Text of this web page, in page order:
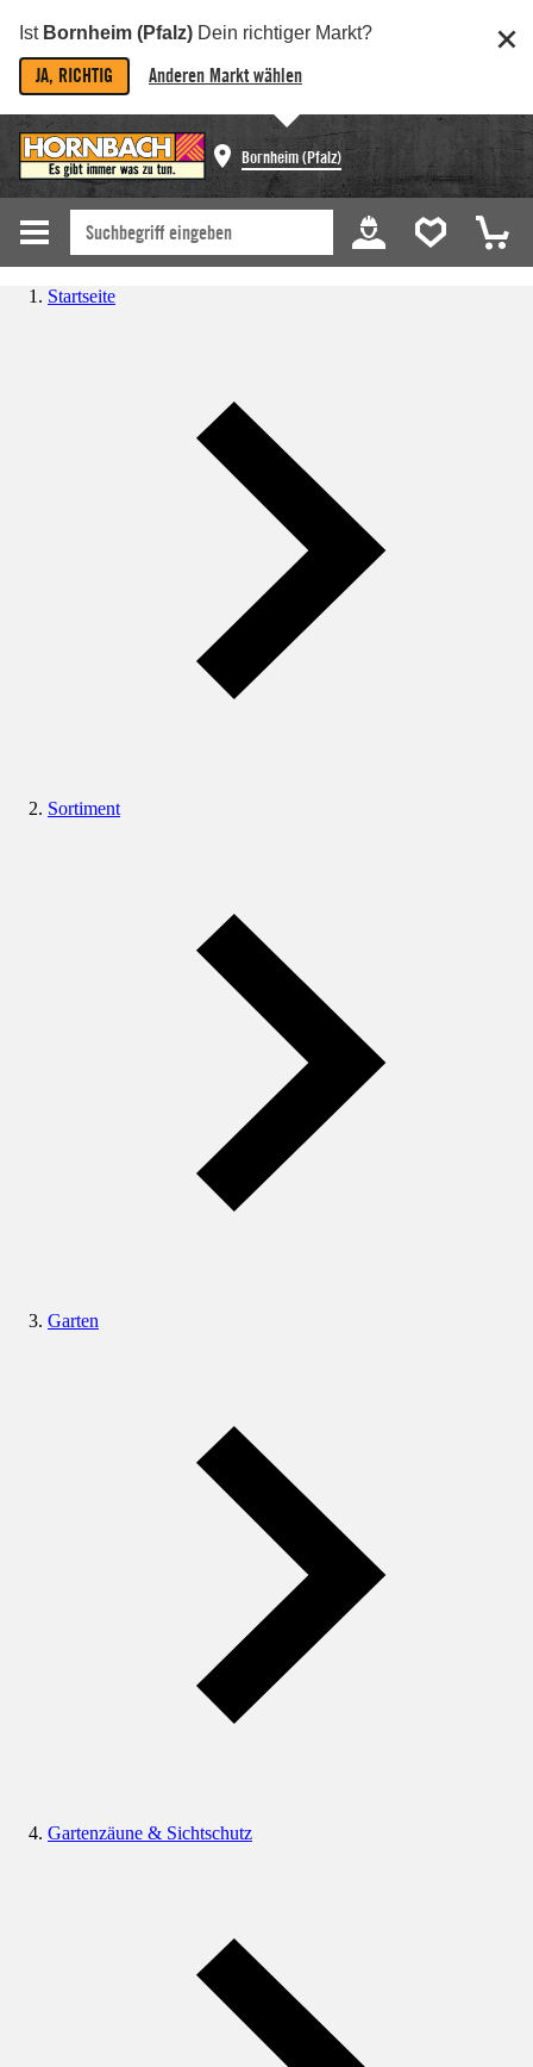
Ist Bornheim (Pfalz) Dein richtiger Markt?
JA, RICHTIG Anderen Markt wählen
Bornheim (Pfalz)
Startseite
Sortiment
Garten
Gartenzäune & Sichtschutz